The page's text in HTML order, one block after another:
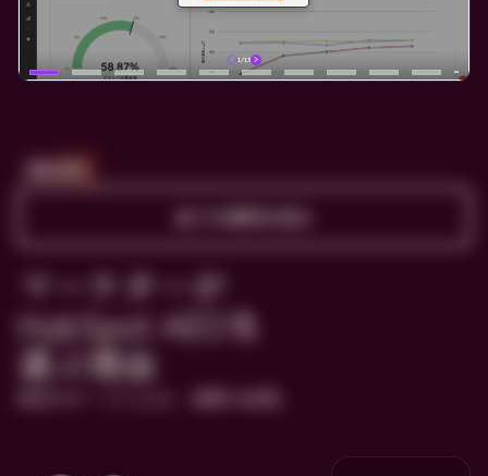
全ての事例を見る
マーケターが
HubSpot AEOを
選ぶ理由